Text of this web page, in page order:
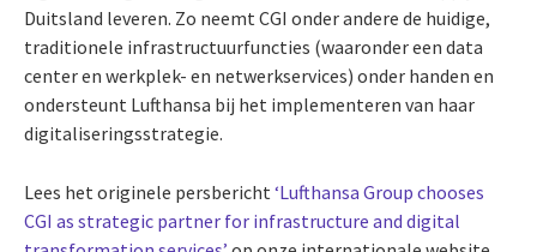
Duitsland leveren. Zo neemt CGI onder andere de huidige,
traditionele infrastructuurfuncties (waaronder een data
center en werkplek- en netwerkservices) onder handen en
ondersteunt Lufthansa bij het implementeren van haar
digitaliseringsstrategie.
Lees het originele persbericht ‘Lufthansa Group chooses
CGI as strategic partner for infrastructure and digital